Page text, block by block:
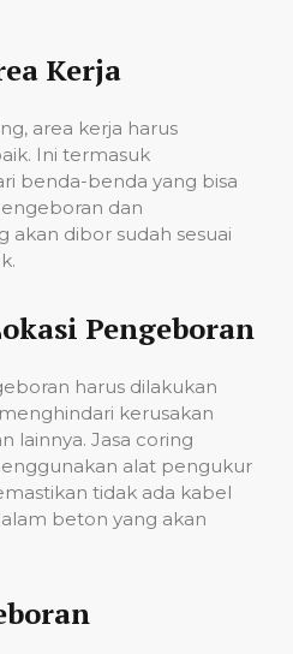
Kerja
area kerja harus
Ini termasuk
benda-benda yang bisa
dan
akan dibor sudah sesuai
Pengeboran
harus dilakukan
kerusakan
lainnya. Jasa coring
alat pengukur
tidak ada kabel
beton yang akan